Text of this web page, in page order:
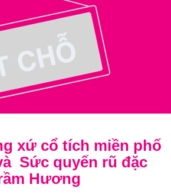
xứ cổ tích miền phố
Sức quyến rũ đặc
Hương